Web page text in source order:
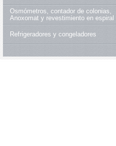
Osmómetros, contador de colonias,
Anoxomat y revestimiento en espiral
Refrigeradores y congeladores